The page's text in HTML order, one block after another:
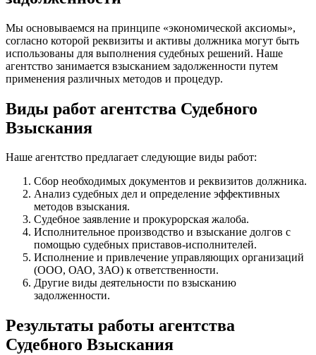
Мы основываемся на принципе «экономической аксиомы»,
согласно которой реквизиты и активы должника могут быть
использованы для выполнения судебных решений. Наше
агентство занимается взысканием задолженности путем
применения различных методов и процедур.
Виды работ агентства Судебного
Взыскания
Наше агентство предлагает следующие виды работ:
Сбор необходимых документов и реквизитов должника.
Анализ судебных дел и определение эффективных
методов взыскания.
Судебное заявление и прокурорская жалоба.
Исполнительное производство и взыскание долгов с
помощью судебных приставов-исполнителей.
Исполнение и привлечение управляющих организаций
(ООО, ОАО, ЗАО) к ответственности.
Другие виды деятельности по взысканию
задолженности.
Результаты работы агентства
Судебного Взыскания